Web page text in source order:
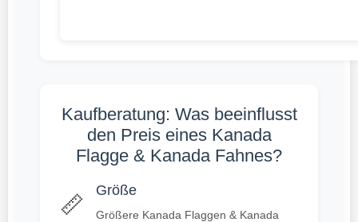
Kaufberatung: Was beeinflusst
den Preis eines Kanada
Flagge & Kanada Fahnes?
📏
Größe
Größere Kanada Flaggen & Kanada